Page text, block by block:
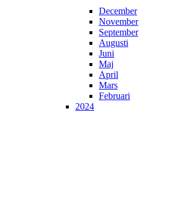
December
November
September
Augusti
Juni
Maj
April
Mars
Februari
2024